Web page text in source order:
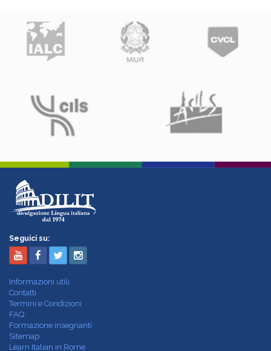
Seguici su:
Informazioni utili
Contatti
Termini e Condizioni
FAQ
Formazione insegnanti
Sitemap
Learn Italian in Rome